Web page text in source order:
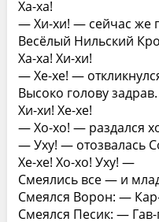
Ха-ха!
— Хи-хи! — сейчас же
Весёлый Нильский
Ха-ха! Хи-хи!
— Хе-хе! —
Высоко голову
Хи-хи! Хе-хе!
— Хо-хо! — раздался
— Уху! — отозвалась
Хе-хе! Хо-хо! Уху! —
Смеялись все — и
Смеялся Ворон: —
Смеялся Песик: —